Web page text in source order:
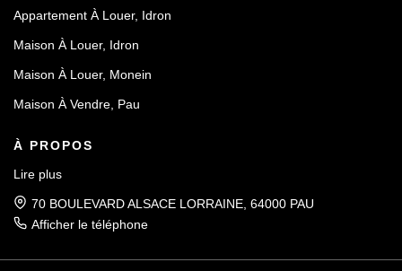
Appartement À Louer, Idron
Maison À Louer, Idron
Maison À Louer, Monein
Maison À Vendre, Pau
À PROPOS
Lire plus
70 BOULEVARD ALSACE LORRAINE, 64000 PAU
Afficher le téléphone